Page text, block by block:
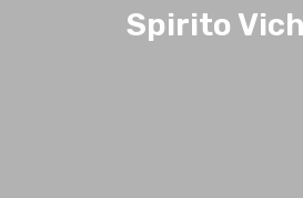
Spirito